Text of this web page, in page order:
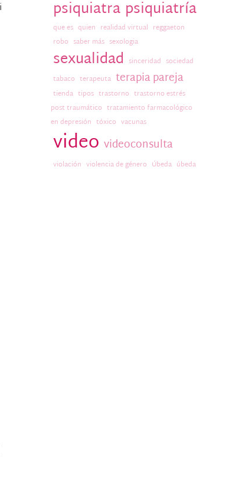
psiquiatra psiquiatría
que es quien realidad virtual reggaeton
robo saber más sexologia
sexualidad sinceridad sociedad
tabaco terapeuta terapia pareja
tienda tipos trastorno trastorno estrés
post traumático tratamiento farmacológico
en depresión tóxico vacunas
video videoconsulta
violación violencia de género Úbeda úbeda